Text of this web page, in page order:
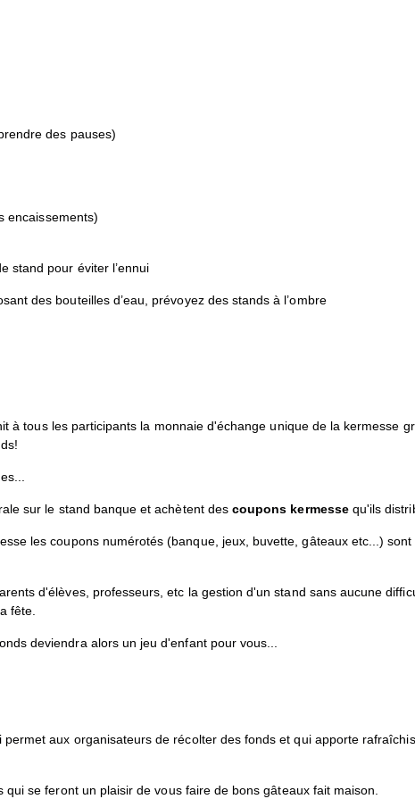
des pauses)
encaissements)
stand pour éviter l’ennui
des bouteilles d’eau, prévoyez des stands à l’ombre
à tous les participants la monnaie d'échange unique de la kermesse
sur le stand banque et achètent des coupons kermessequ'ils
les coupons numérotés (banque, jeux, buvette, gâteaux etc...)
d'élèves, professeurs, etc la gestion d'un stand sans aucune
fête.
deviendra alors un jeu d'enfant pour vous...
aux organisateurs de récolter des fonds et qui apporte
se feront un plaisir de vous faire de bons gâteaux fait maison.